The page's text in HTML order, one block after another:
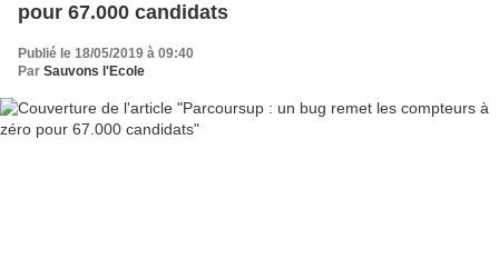
pour 67.000 candidats
Publié le 18/05/2019 à 09:40
Par Sauvons l'Ecole